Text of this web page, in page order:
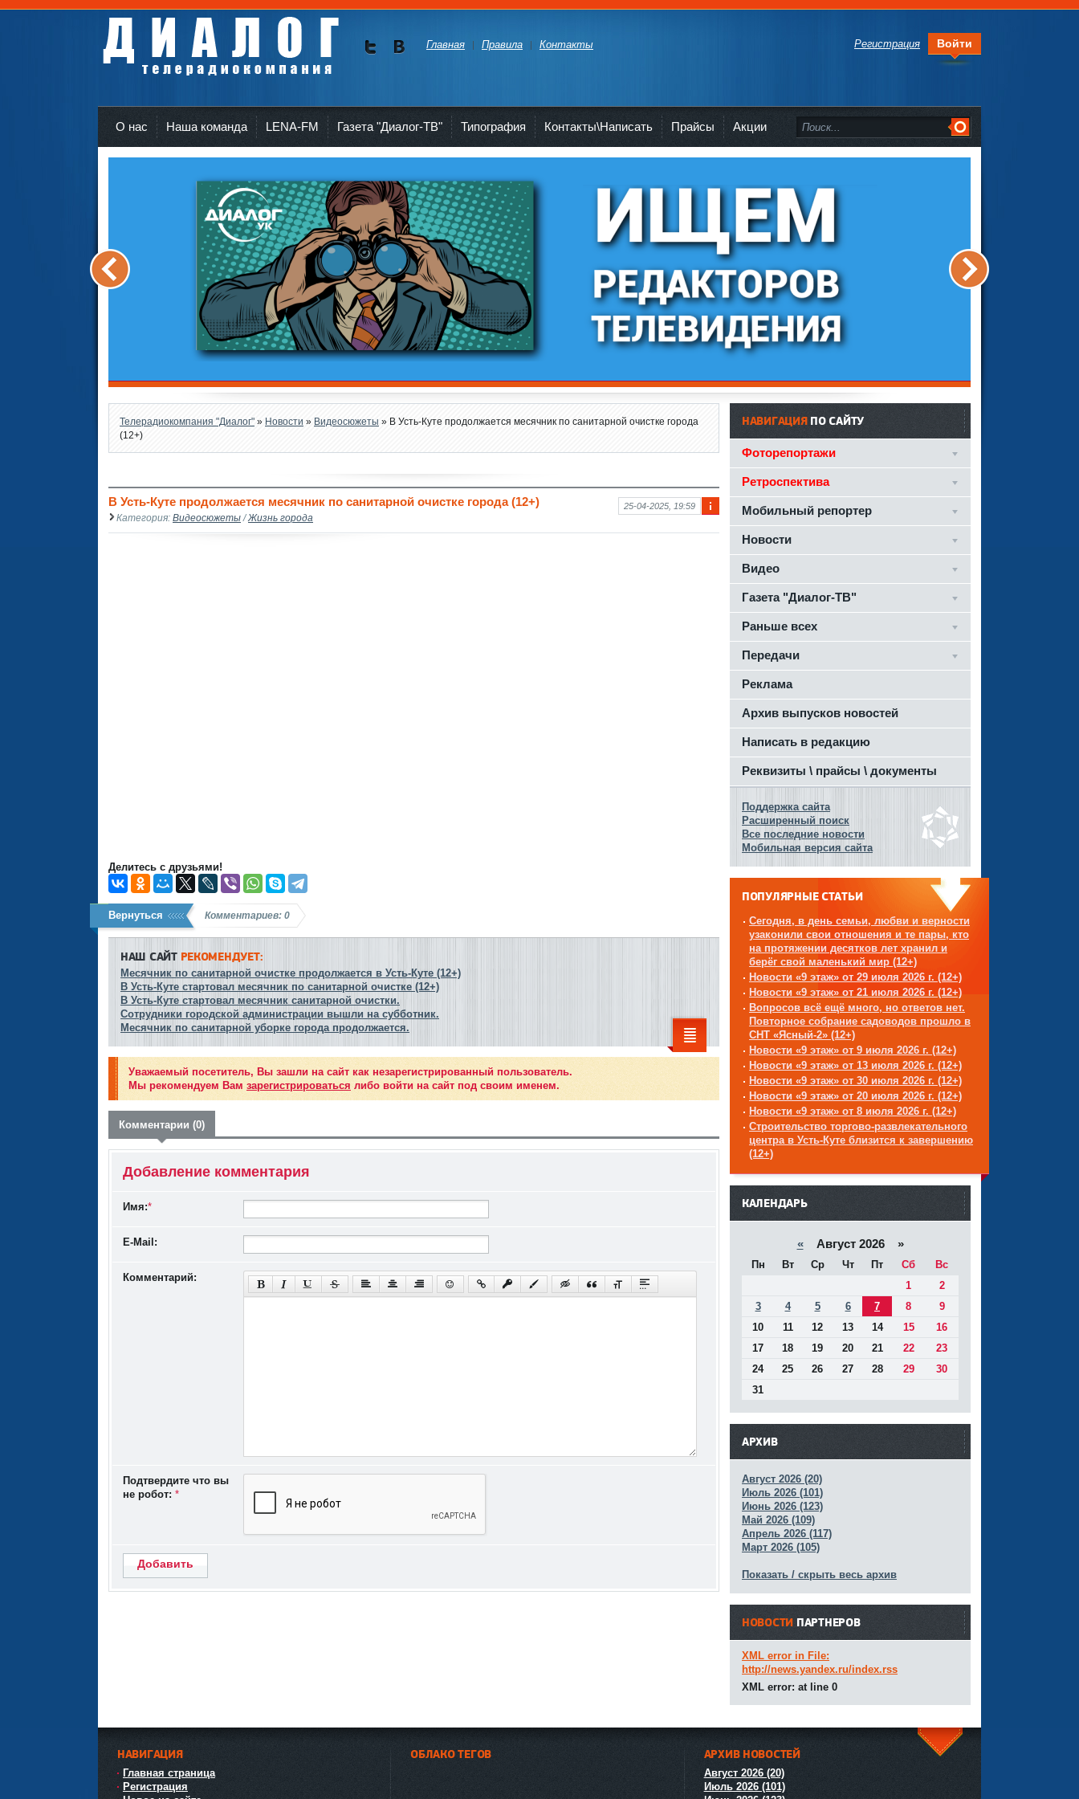
Регистрация Войти
Главная Правила Контакты
О нас Наша команда LENA-FM Газета "Диалог-ТВ" Типография Контакты\Написать Прайсы Акции
Телерадиокомпания "Диалог" » Новости » Видеосюжеты » В Усть-Куте продолжается месячник по санитарной очистке города
(12+)
фо
25-04-2025, 19:59
В Усть-Куте продолжается месячник по санитарной очистке города (12+)
Категория: Видеосюжеты /Жизнь города
Делитесь с друзьями!
Вернуться Комментариев: 0
НАШ САЙТРЕКОМЕНДУЕТ:
Месячник по санитарной очистке продолжается в Усть-Куте (12+)
В Усть-Куте стартовал месячник по санитарной очистке (12+)
В Усть-Куте стартовал месячник санитарной очистки.
Сотрудники городской администрации вышли на субботник.
Месячник по санитарной уборке города продолжается.
Уважаемый посетитель, Вы зашли на сайт как незарегистрированный пользователь.
Мы рекомендуем Вам зарегистрироваться либо войти на сайт под своим именем.
Комментарии (0)
Добавление комментария
Имя:*
E-Mail:
Комментарий:
Подтвердите что вы
не робот: *
Добавить
НАВИГАЦИЯПО САЙТУ
Фоторепортажи
Ретроспектива
Мобильный репортер
Новости
Видео
Газета "Диалог-ТВ"
Раньше всех
Передачи
Реклама
Архив выпусков новостей
Написать в редакцию
Реквизиты \ прайсы \ документы
Поддержка сайта
Расширенный поиск
Все последние новости
Мобильная версия сайта
ПОПУЛЯРНЫЕ СТАТЬИ
Сегодня, в день семьи, любви и верности
узаконили свои отношения и те пары, кто
на протяжении десятков лет хранил и
берёг свой маленький мир (12+)
Новости «9 этаж» от 29 июля 2026 г. (12+)
Новости «9 этаж» от 21 июля 2026 г. (12+)
Вопросов всё ещё много, но ответов нет.
Повторное собрание садоводов прошло в
СНТ «Ясный-2» (12+)
Новости «9 этаж» от 9 июля 2026 г. (12+)
Новости «9 этаж» от 13 июля 2026 г. (12+)
Новости «9 этаж» от 30 июля 2026 г. (12+)
Новости «9 этаж» от 20 июля 2026 г. (12+)
Новости «9 этаж» от 8 июля 2026 г. (12+)
Строительство торгово-развлекательного
центра в Усть-Куте близится к завершению
(12+)
------
КАЛЕНДАРЬ
«Август 2026 »
Пн Вт Ср Чт Пт Сб
Вс
1
2
3
4 5 6 7 8
9
10
11 12 13 14 15
16
17
18 19 20 21 22
23
24
25 26 27 28 29
30
31
АРХИВ
Август 2026 (20)
Июль 2026 (101)
Июнь 2026 (123)
Май 2026 (109)
Апрель 2026 (117)
Март 2026 (105)
Показать / скрыть весь архив
НОВОСТИ ПАРТНЕРОВ
XML error in File:
http://news.yandex.ru/index.rss
XML error: at line 0
НАВИГАЦИЯ
Главная страница
Регистрация
ОБЛАКО ТЕГОВ АРХИВ НОВОСТЕЙ
Август 2026 (20)
Июль 2026 (101)